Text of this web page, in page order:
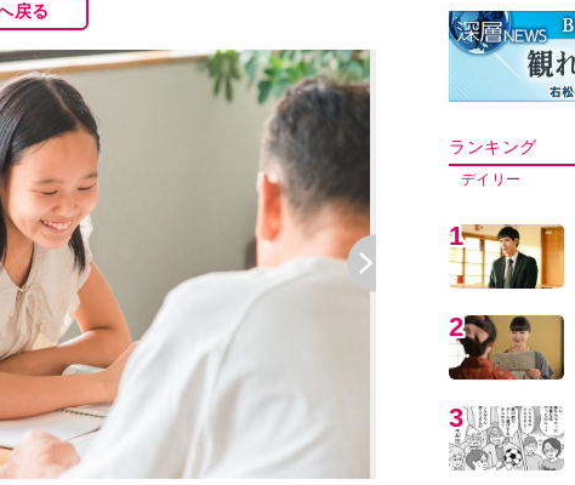
戻る
ランキング
デイリー
1
2
3